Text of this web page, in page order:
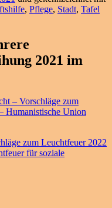
, Pflege, Stadt, Tafel
2021 im
– Vorschläge zum
Humanistische Union
zum Leuchtfeuer 2022
für soziale